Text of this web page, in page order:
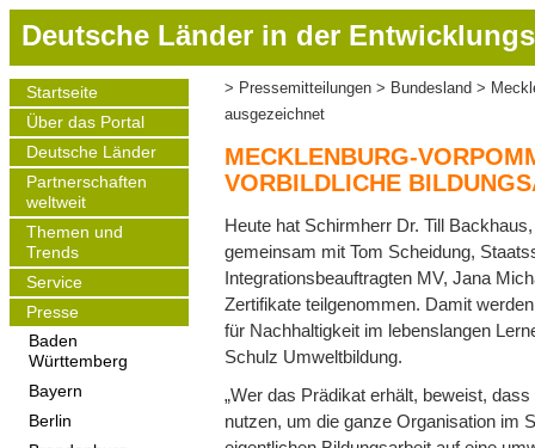
r
Deutsche Länder in der
Main
navigation
Startseite
Über das Portal
Deutsche Länder
Partnerschaften
weltweit
Themen und
Trends
Service
Presse
Baden
Württemberg
Bayern
Berlin
Pfadnavigation
Pressemitteilungen Bundesland
ausgezeichnet
MECKLENBURG-
VORBILDLICHE
Heute hat Schirmherr Dr. Till
gemeinsam mit Tom Scheidung,
Integrationsbeauftragten MV, Jana
Zertifikate teilgenommen. Damit
für Nachhaltigkeit im lebenslangen
Schulz Umweltbildung.
„Wer das Prädikat erhält, beweist,
nutzen, um die ganze Organisation im